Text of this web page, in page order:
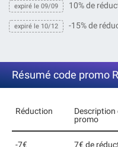
expiré le 09/09 10% de
expiré le 10/12 -15% de
Résumé code promo
Réduction
Description
promo
-7€ 7€ de